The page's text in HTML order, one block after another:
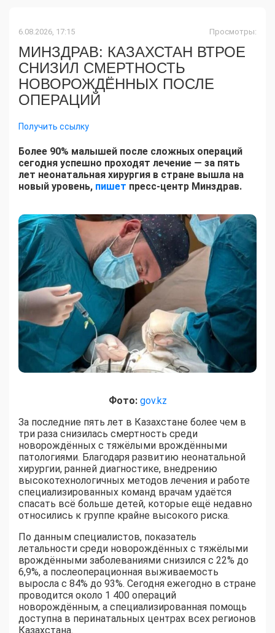
6.08.2026, 17:15 Просмотры:
МИНЗДРАВ: КАЗАХСТАН ВТРОЕ
СНИЗИЛ СМЕРТНОСТЬ
НОВОРОЖДЁННЫХ ПОСЛЕ
ОПЕРАЦИЙ
Получить ссылку
Более 90% малышей после сложных операций
сегодня успешно проходят лечение — за пять
лет неонатальная хирургия в стране вышла на
новый уровень, пишет пресс-центр Минздрав.
Фото: gov.kz
За последние пять лет в Казахстане более чем в
три раза снизилась смертность среди
новорождённых с тяжёлыми врождёнными
патологиями. Благодаря развитию неонатальной
хирургии, ранней диагностике, внедрению
высокотехнологичных методов лечения и работе
специализированных команд врачам удаётся
спасать всё больше детей, которые ещё недавно
относились к группе крайне высокого риска.
По данным специалистов, показатель
летальности среди новорождённых с тяжёлыми
врождёнными заболеваниями снизился с 22% до
6,9%, а послеоперационная выживаемость
выросла с 84% до 93%. Сегодня ежегодно в стране
проводится около 1 400 операций
новорождённым, а специализированная помощь
доступна в перинатальных центрах всех регионов
Казахстана.